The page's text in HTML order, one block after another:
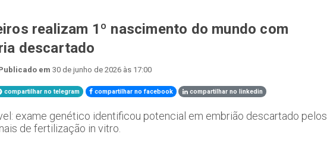
realizam 1º nascimento do mundo com
descartado
em30 de junho de 2026 às 17:00
compartilhar no telegram compartilhar no facebook compartilhar no linkedin
exame genético identificou potencial em embrião descartado pelos
de fertilização in vitro.